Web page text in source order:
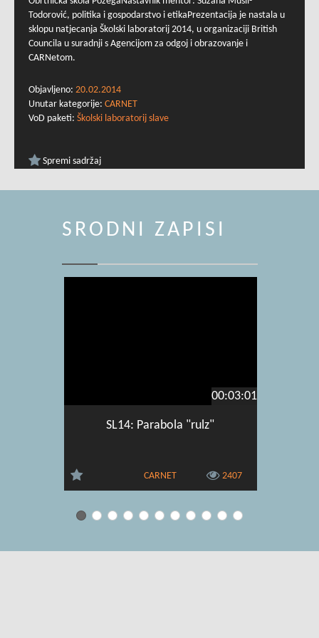
Todorović, politika i gospodarstvo i etikaPrezentacija je nastala u
sklopu natjecanja Školski laboratorij 2014, u organizaciji British
Councila u suradnji s Agencijom za odgoj i obrazovanje i
CARNetom.
Objavljeno: 20.02.2014
Unutar kategorije: CARNET
VoD paketi: Školski laboratorij slave
Spremi sadržaj
SRODNI ZAPISI
00:03:01
SL14: Parabola "rulz"
CARNET 2407